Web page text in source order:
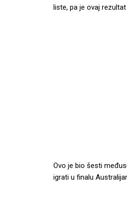
liste, pa je ovaj
Ovo je bio šesti
igrati u finalu